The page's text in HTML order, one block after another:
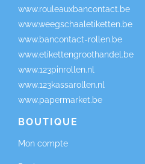
www.rouleauxbancontact.be
www.weegschaaletiketten.be
www.bancontact-rollen.be
www.etikettengroothandel.be
www.123pinrollen.nl
www.123kassarollen.nl
www.papermarket.be
BOUTIQUE
Mon compte